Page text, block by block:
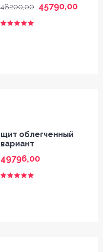
48200,00 45790,00
щит облегченный
вариант
49796,00